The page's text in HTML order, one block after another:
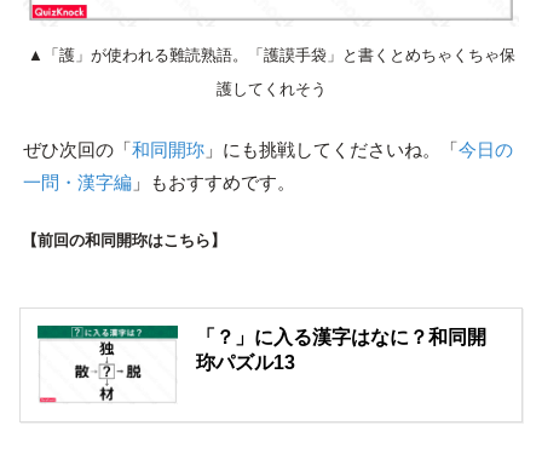
▲「護」が使われる難読熟語。「護謨手袋」と書くとめちゃくちゃ保
護してくれそう
ぜひ次回の「和同開珎」にも挑戦してくださいね。「今日の
一問・漢字編」もおすすめです。
【前回の和同開珎はこちら】
「？」に入る漢字はなに？和同開
珎パズル13